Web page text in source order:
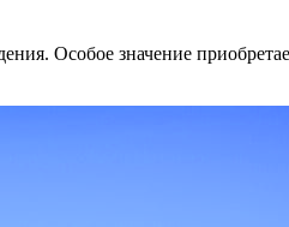
Особое значение